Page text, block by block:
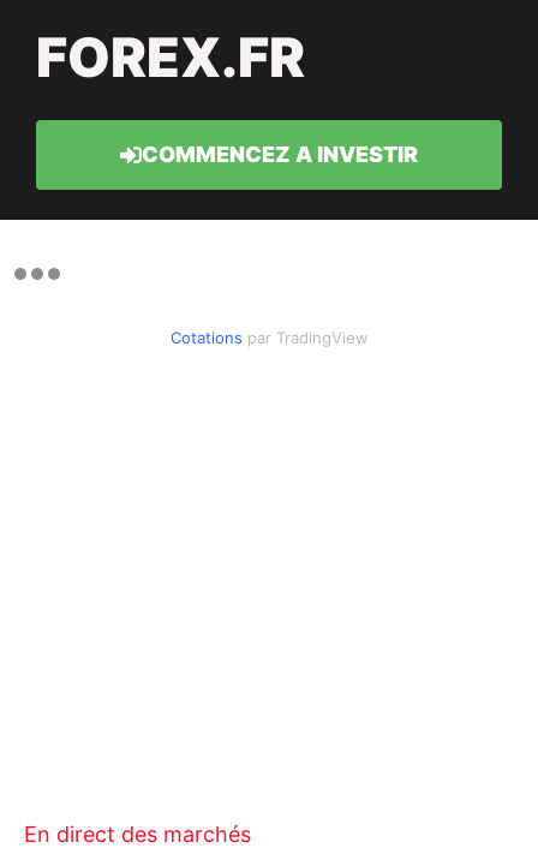
FOREX.FR
COMMENCEZ A INVESTIR
Cotations par TradingView
En direct des marchés